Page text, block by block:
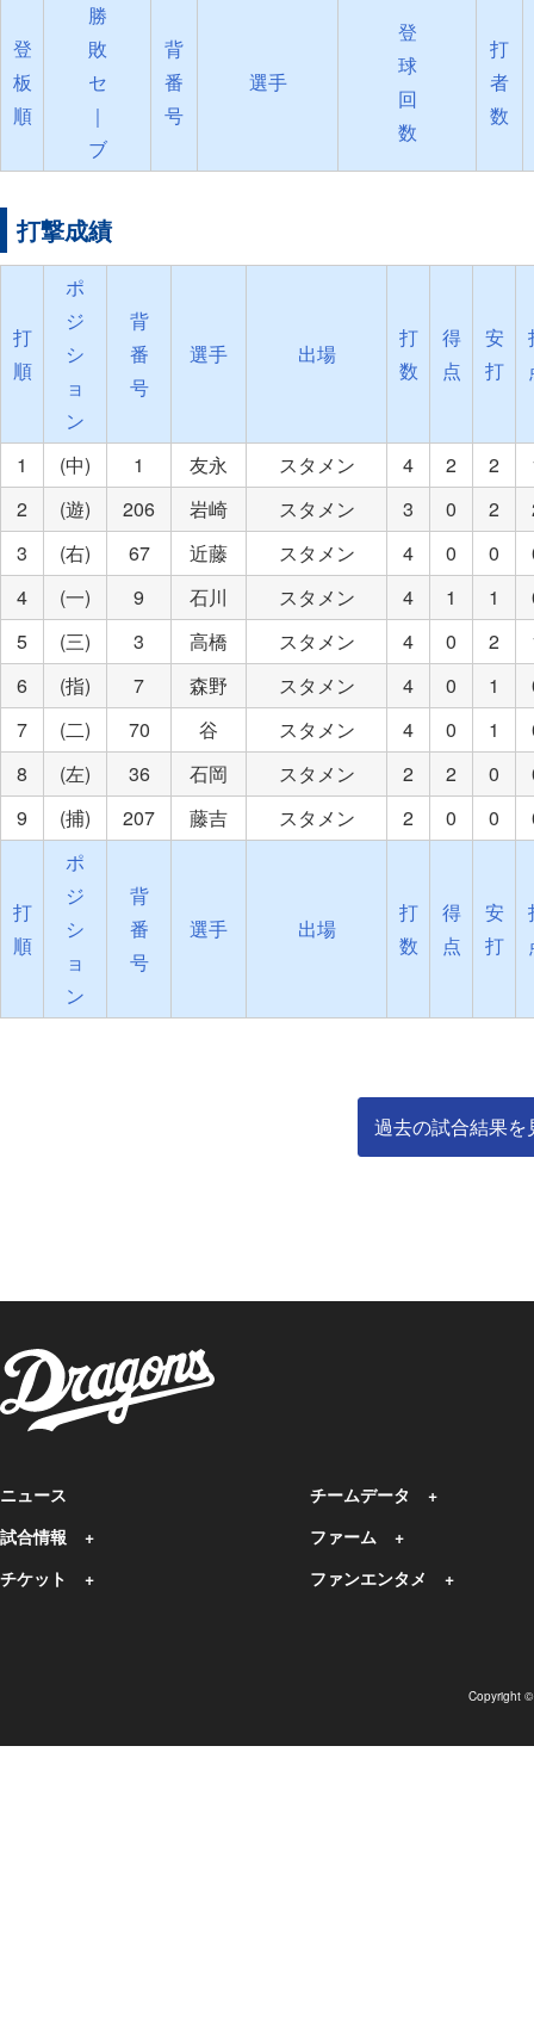
登
板
順
勝
敗
セ
｜
ブ
背
番
号
選手
登
球
回
数
打
者
数
打撃成績
打
順
ポ
ジ
シ
ョ
ン
背
番
号
選手 出場
打
数
得
点
安
打
1 (中) 1 友永 スタメン 4 2 2
2
(遊) 206 岩崎 スタメン 3 0 2
3
(右) 67 近藤 スタメン 4 0 0
4
(一) 9 石川 スタメン 4 1 1
5
(三) 3 高橋 スタメン 4 0 2
6
(指) 7 森野 スタメン 4 0 1
7
(二) 70 谷 スタメン 4 0 1
8
(左) 36 石岡 スタメン 2 2 0
9
(捕) 207 藤吉 スタメン 2 0 0
打
順
ポ
ジ
シ
ョ
ン
背
番
号
選手 出場
打
数
得
点
安
打
過去の試合結果
ニュース
試合情報
チケット
チームデータ
ファーム
ファンエンタメ
Copyright